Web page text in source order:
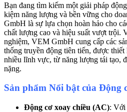
Bạn đang tìm kiếm một giải pháp
kiệm năng lượng và bền vững cho
GmbH là sự lựa chọn hoàn hảo cho
chất lượng cao và hiệu suất vượt trội.
nghiệm, VEM GmbH cung cấp các
thống truyền động tiên tiến, được thiết
nhiều lĩnh vực, từ năng lượng tái tạo,
nặng.
Sản phẩm Nổi bật của Động
Động cơ xoay chiều (AC): Với